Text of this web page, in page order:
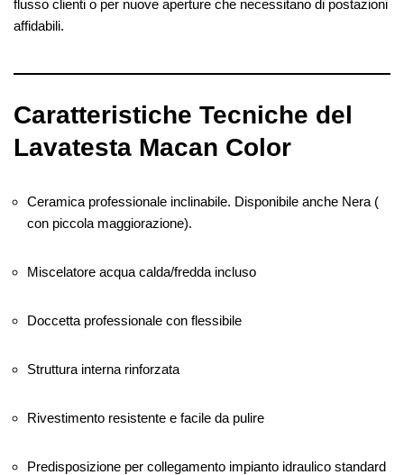
flusso clienti o per nuove aperture che necessitano di postazioni
affidabili.
Caratteristiche Tecniche del
Lavatesta Macan Color
Ceramica professionale inclinabile. Disponibile anche Nera (
con piccola maggiorazione).
Miscelatore acqua calda/fredda incluso
Doccetta professionale con flessibile
Struttura interna rinforzata
Rivestimento resistente e facile da pulire
Predisposizione per collegamento impianto idraulico standard